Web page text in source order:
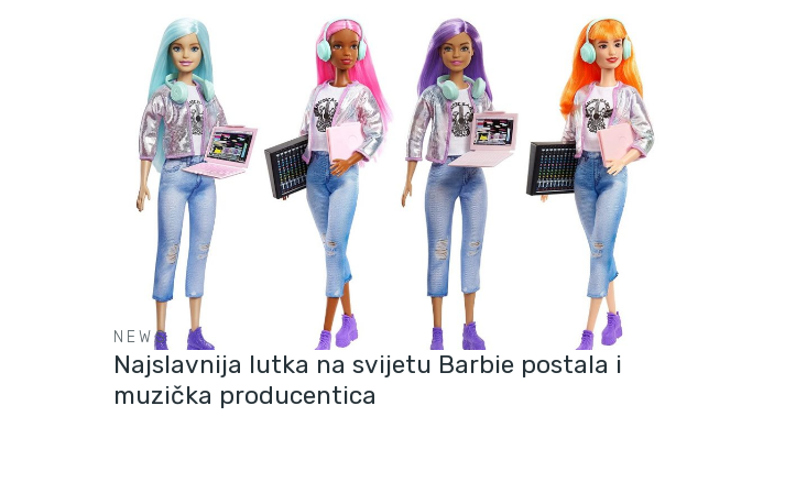
NEWS
Najslavnija lutka na svijetu Barbie postala i
muzička producentica